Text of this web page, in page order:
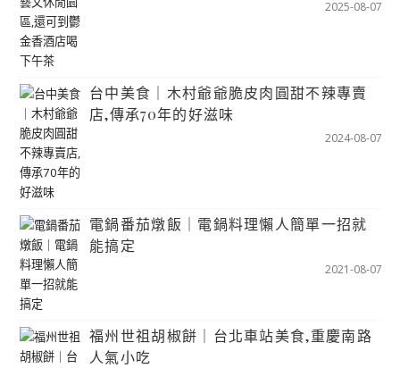
2025-08-07
台中美食｜木村爺爺脆皮肉圓甜不辣專賣
店,傳承70年的好滋味
2024-08-07
電鍋番茄燉飯｜電鍋料理懶人簡單一招就
能搞定
2021-08-07
福州世祖胡椒餅｜台北車站美食,重慶南路
人氣小吃